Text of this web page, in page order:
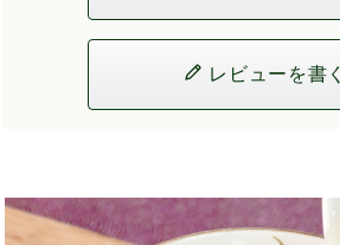
レビューを書く